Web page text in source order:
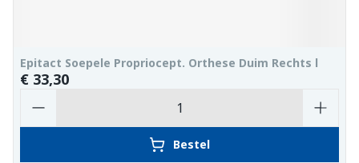
Epitact Soepele Propriocept. Orthese Duim Rechts l
€ 33,30
Bestel